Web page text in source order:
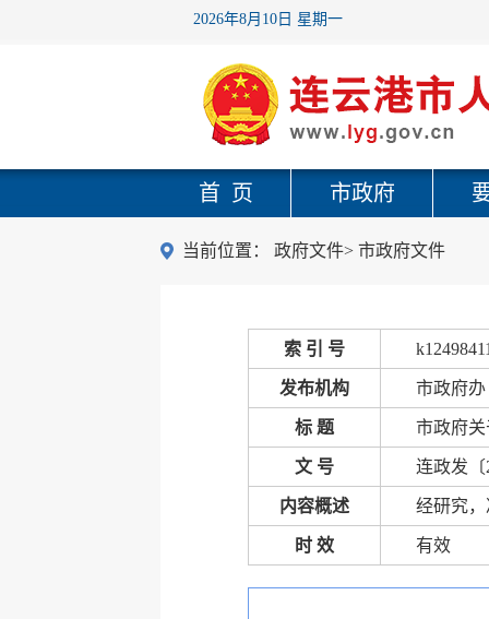
2026年8月10日 星期一
首 页 市政府
当前位置： 政府文件> 市政府文件
索 引 号
发布机构 市政府办
标 题 市政府
文 号 连政发〔
内容概述 经研究
时 效 有效